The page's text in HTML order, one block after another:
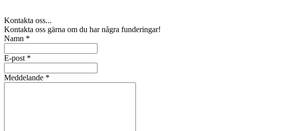
Kontakta oss...
Kontakta oss gärna om du har några funderingar!
Namn *
E-post *
Meddelande *